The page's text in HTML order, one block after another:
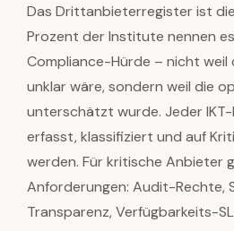
Das Drittanbieterregister ist
Prozent der Institute nennen
Compliance-Hürde – nicht weil
unklar wäre, sondern weil die
unterschätzt wurde. Jeder
erfasst, klassifiziert und auf
werden. Für kritische Anbieter
Anforderungen: Audit-Rechte,
Transparenz, Verfügbarkeits-